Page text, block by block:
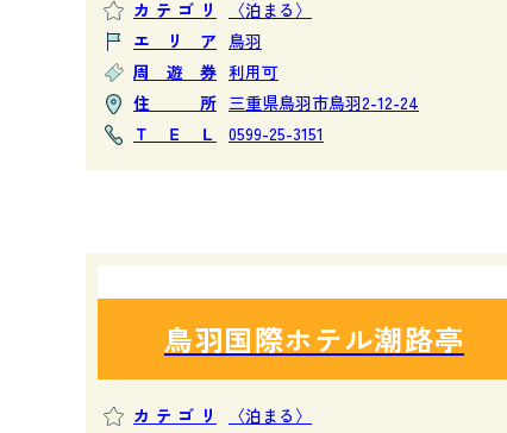
カテゴリ
〈泊まる〉
エリア 鳥羽
周遊券 利用可
住所 三重県鳥羽市鳥羽2-12-24
ＴＥＬ
0599-25-3151
鳥羽国際ホテル潮路亭
カテゴリ
〈泊まる〉